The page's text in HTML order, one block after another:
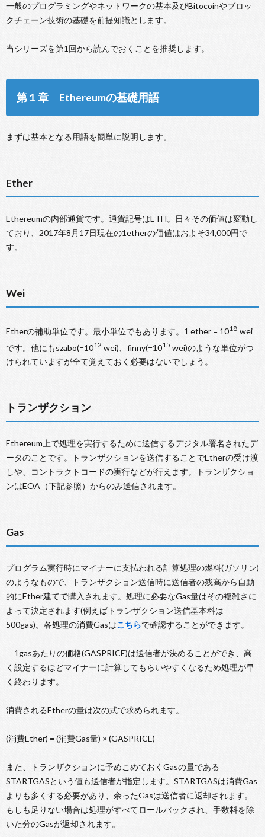
一般のプログラミングやネットワークの基本及びBitocoinやブロッ
クチェーン技術の基礎を前提知識とします。
当シリーズを第1回から読んでおくことを推奨します。
第１章 Ethereumの基礎用語
まずは基本となる用語を簡単に説明します。
Ether
Ethereumの内部通貨です。通貨記号はETH。日々その価値は変動し
ており、2017年8月17日現在の1etherの価値はおよそ34,000円で
す。
Wei
Etherの補助単位です。最小単位でもあります。1 ether = 1018 wei
です。他にもszabo(=1012 wei)、finny(=1015 wei)のような単位がつ
けられていますが全て覚えておく必要はないでしょう。
トランザクション
Ethereum上で処理を実行するために送信するデジタル署名されたデ
ータのことです。トランザクションを送信することでEtherの受け渡
しや、コントラクトコードの実行などが行えます。トランザクショ
ンはEOA（下記参照）からのみ送信されます。
Gas
プログラム実行時にマイナーに支払われる計算処理の燃料(ガソリン)
のようなもので、トランザクション送信時に送信者の残高から自動
的にEther建てで購入されます。処理に必要なGas量はその複雑さに
よって決定されます(例えばトランザクション送信基本料は
500gas)。各処理の消費Gasはこちらで確認することができます。
1gasあたりの価格(GASPRICE)は送信者が決めることができ、高
く設定するほどマイナーに計算してもらいやすくなるため処理が早
く終わります。
消費されるEtherの量は次の式で求められます。
(消費Ether) = (消費Gas量) × (GASPRICE)
また、トランザクションに予めこめておくGasの量である
STARTGASという値も送信者が指定します。STARTGASは消費Gas
よりも多くする必要があり、余ったGasは送信者に返却されます。
もしも足りない場合は処理がすべてロールバックされ、手数料を除
いた分のGasが返却されます。